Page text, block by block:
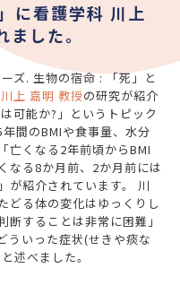
に看護学科 川上
した。
ズ. 生物の宿命 : 「死」と
上 嘉明 教授の研究が紹介
可能か?」というトピック
間のBMIや食事量、水分
亡くなる2年前頃からBMI
なる8か月前、2か月前には
が紹介されています。 川
どる体の変化はゆっくりし
することは非常に困難」
ういった症状(せきや痰な
述べました。